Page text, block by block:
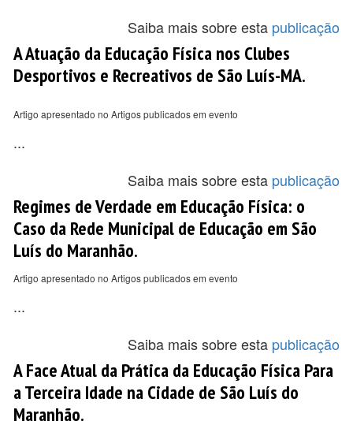
Saiba mais sobre esta publicação
A Atuação da Educação Física nos Clubes
Desportivos e Recreativos de São Luís-MA.
Artigo apresentado no Artigos publicados em evento
...
Saiba mais sobre esta publicação
Regimes de Verdade em Educação Física: o
Caso da Rede Municipal de Educação em São
Luís do Maranhão.
Artigo apresentado no Artigos publicados em evento
...
Saiba mais sobre esta publicação
A Face Atual da Prática da Educação Física Para
a Terceira Idade na Cidade de São Luís do
Maranhão.